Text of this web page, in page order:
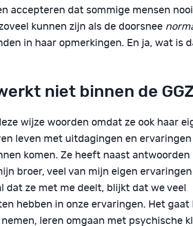
accepteren dat sommige mensen
kunnen zijn als de doorsnee
in haar opmerkingen. En ja, wat is
niet binnen de
wijze woorden omdat ze ook haar
leven met uitdagingen en ervaringen
komen. Ze heeft naast antwoorden
broer, veel van mijn eigen
dat ze met me deelt, blijkt dat we veel
hebben in onze ervaringen. Het gaat
leren omgaan met psychische